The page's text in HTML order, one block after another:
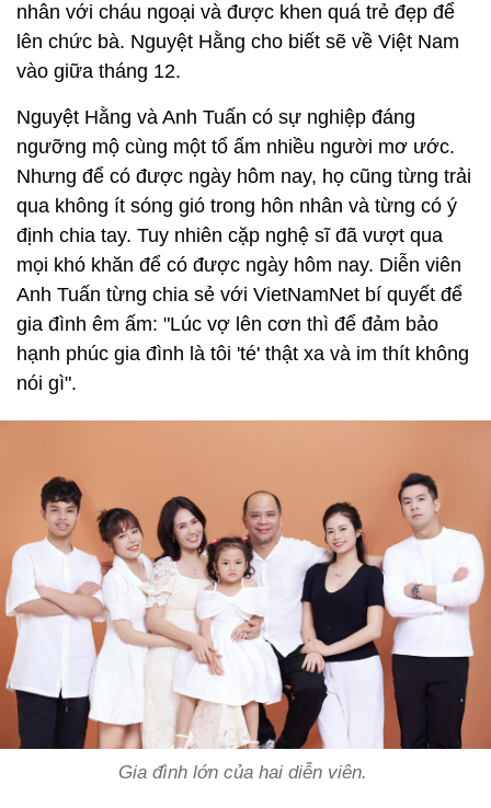
nhân với cháu ngoại và được khen quá trẻ đẹp để
lên chức bà. Nguyệt Hằng cho biết sẽ về Việt Nam
vào giữa tháng 12.
Nguyệt Hằng và Anh Tuấn có sự nghiệp đáng
ngưỡng mộ cùng một tổ ấm nhiều người mơ ước.
Nhưng để có được ngày hôm nay, họ cũng từng trải
qua không ít sóng gió trong hôn nhân và từng có ý
định chia tay. Tuy nhiên cặp nghệ sĩ đã vượt qua
mọi khó khăn để có được ngày hôm nay. Diễn viên
Anh Tuấn từng chia sẻ với VietNamNet bí quyết để
gia đình êm ấm: "Lúc vợ lên cơn thì để đảm bảo
hạnh phúc gia đình là tôi 'té' thật xa và im thít không
nói gì".
Gia đình lớn của hai diễn viên.